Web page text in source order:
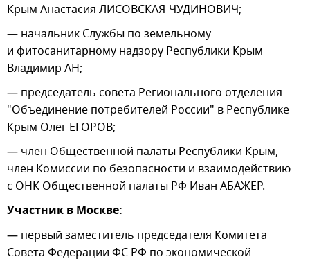
Крым Анастасия ЛИСОВСКАЯ-ЧУДИНОВИЧ;
— начальник Службы по земельному
и фитосанитарному надзору Республики Крым
Владимир АН;
— председатель совета Регионального отделения
"Объединение потребителей России" в Республике
Крым Олег ЕГОРОВ;
— член Общественной палаты Республики Крым,
член Комиссии по безопасности и взаимодействию
с ОНК Общественной палаты РФ Иван АБАЖЕР.
Участник в Москве:
— первый заместитель председателя Комитета
Совета Федерации ФС РФ по экономической